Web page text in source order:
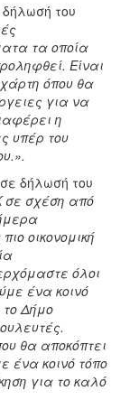
του
τα οποία
Είναι
χάρτη όπου θα
για να
η
υπέρ του
δήλωσή του
σε σχέση από
οικονομική
όλοι
ένα κοινό
το Δήμο
θα αποκόπτει
ένα κοινό τόπο
για το καλό